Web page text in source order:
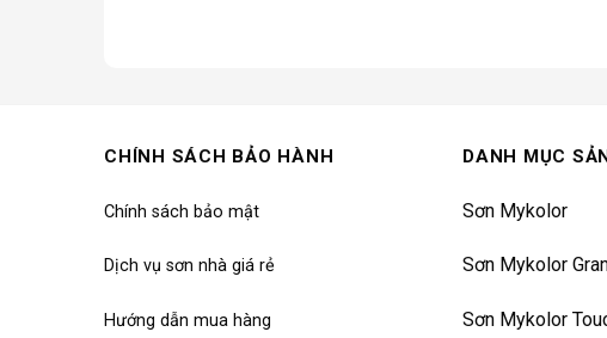
CHÍNH SÁCH BẢO HÀNH
Chính sách bảo mật
Dịch vụ sơn nhà giá rẻ
Hướng dẫn mua hàng
DANH MỤC
Sơn Mykolor
Sơn Mykolor
Sơn Mykolor